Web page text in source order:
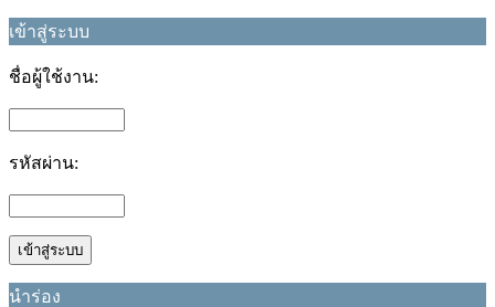
เข้าสู่ระบบ
ชื่อผู้ใช้งาน:
รหัสผ่าน:
นำร่อง